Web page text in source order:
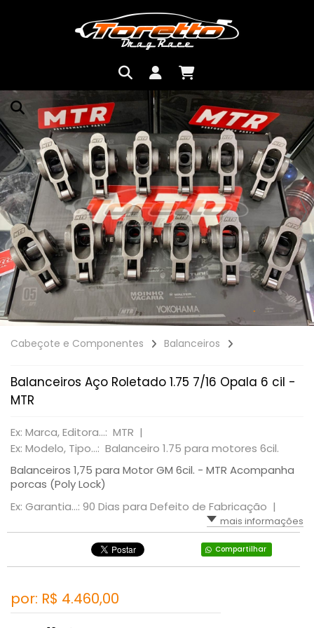
Cabeçote e Componentes Balanceiros
Balanceiros Aço Roletado 1.75 7/16 Opala 6 cil -
MTR
Ex: Marca, Editora...: MTR |
Ex: Modelo, Tipo...: Balanceiro 1.75 para motores 6cil.
Balanceiros 1,75 para Motor GM 6cil. - MTR Acompanha
porcas (Poly Lock)
Ex: Garantia...: 90 Dias para Defeito de Fabricação |
mais informações
Compartilhar
por: R$ 4.460,00